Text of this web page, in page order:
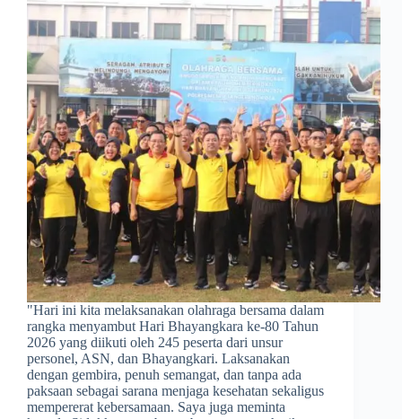
​"Hari ini kita melaksanakan olahraga bersama dalam
rangka menyambut Hari Bhayangkara ke-80 Tahun
2026 yang diikuti oleh 245 peserta dari unsur
personel, ASN, dan Bhayangkari. Laksanakan
dengan gembira, penuh semangat, dan tanpa ada
paksaan sebagai sarana menjaga kesehatan sekaligus
mempererat kebersamaan. Saya juga meminta